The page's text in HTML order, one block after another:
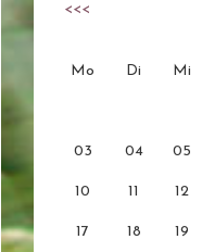
<<<
Mo Di Mi
03 04 05
10 11 12
17 18 19